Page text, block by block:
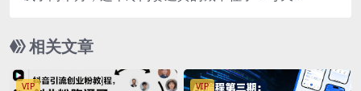
相关文章
VIP VIP